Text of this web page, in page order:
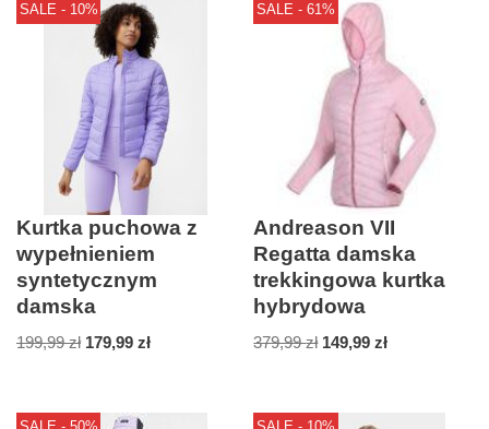
SALE - 10%
Kurtka puchowa z
wypełnieniem
syntetycznym
damska
199,99zł 179,99 zł
SALE - 61%
Andreason VII
Regatta damska
trekkingowa kurtka
hybrydowa
379,99zł 149,99zł